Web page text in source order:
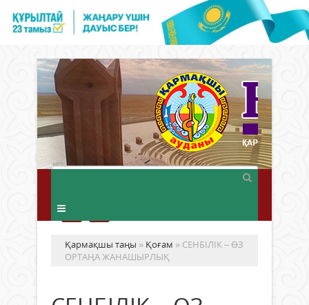
Қармақшы таңы » Қоғам » СЕНБІЛІК – ӨЗ
ОРТАҢА ЖАНАШЫРЛЫҚ